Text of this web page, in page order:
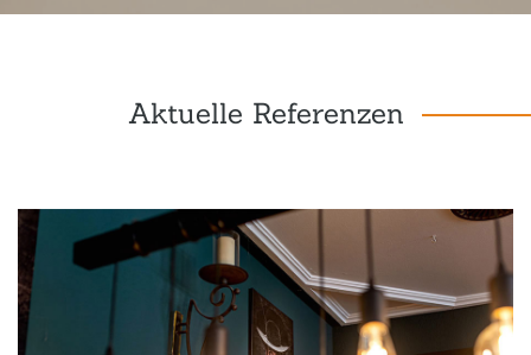
Aktuelle Referenzen